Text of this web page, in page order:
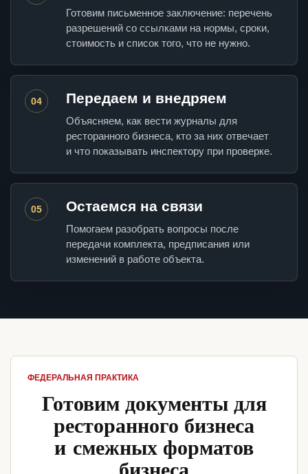
Готовим письменное заключение: перечень
разрешений со ссылками на нормы, сроки,
стоимость и список того, что не нужно.
04 Передаем и внедряем
Объясняем, как вести журналы для
ресторанного бизнеса, кто за них отвечает
и что показывать инспектору при проверке.
05 Остаемся на связи
Помогаем разобрать вопросы после
передачи комплекта, предписания или
изменений в работе объекта.
ФЕДЕРАЛЬНАЯ ПРАКТИКА
Готовим документы для
ресторанного бизнеса
и смежных форматов